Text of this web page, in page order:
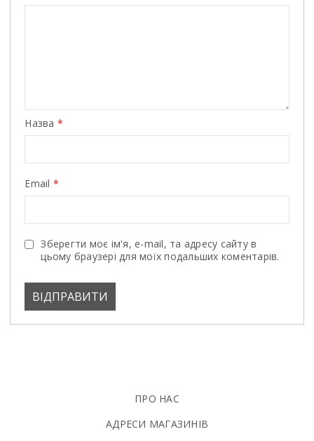
Назва *
Email *
Зберегти моє ім'я, e-mail, та адресу сайту в
цьому браузері для моїх подальших коментарів.
ПРО НАС
АДРЕСИ МАГАЗИНІВ